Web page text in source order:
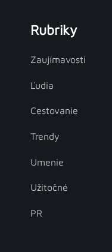
Rubriky
Zaujímavosti
Ľudia
Cestovanie
Trendy
Umenie
Užitočné
PR